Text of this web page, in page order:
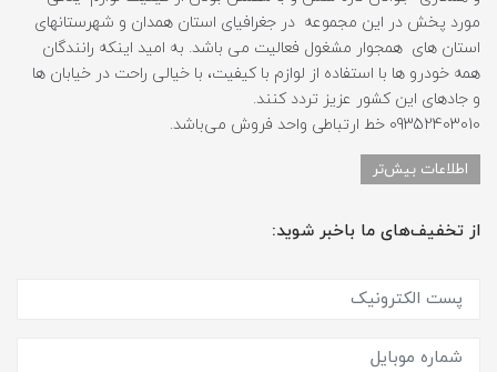
مورد پخش در این مجموعه در جغرافیای استان همدان و شهرستانهای
استان های همجوار مشغول فعالیت می باشد. به امید اینکه رانندگان
همه خودرو ها با استفاده از لوازم با کیفیت، با خیالی راحت در خیابان ها
و جادهای این کشور عزیز تردد کنند.
09352403010 خط ارتباطی واحد فروش می‌باشد.
اطلاعات بیش‌تر
از تخفیف‌های ما باخبر شوید: